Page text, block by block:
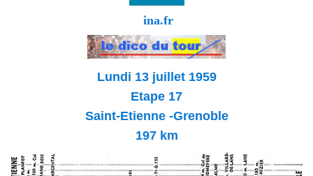
ina.fr
Lundi 13 juillet 1959
Etape 17
Saint-Etienne -Grenoble
197 km